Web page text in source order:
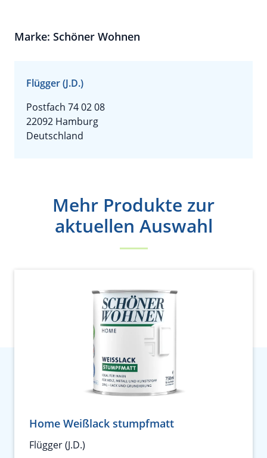
Marke: Schöner Wohnen
Flügger (J.D.)
Postfach 74 02 08
22092 Hamburg
Deutschland
Mehr Produkte zur
aktuellen Auswahl
Home Weißlack stumpfmatt
Flügger (J.D.)